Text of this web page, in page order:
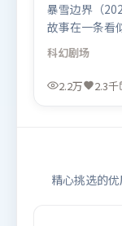
暴雪边界（
故事在一条看
迫直面过去与
乱，每场对手
朝伟、朱一龙
科幻剧场
2.2万 2.3千
精心挑选的